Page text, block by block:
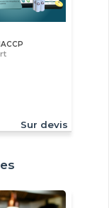
Sur devis